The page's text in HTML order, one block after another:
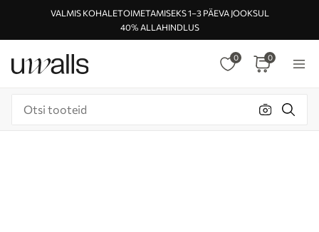
VALMIS KOHALETOIMETAMISEKS 1–3 PÄEVA JOOKSUL
40% ALLAHINDLUS
0 0